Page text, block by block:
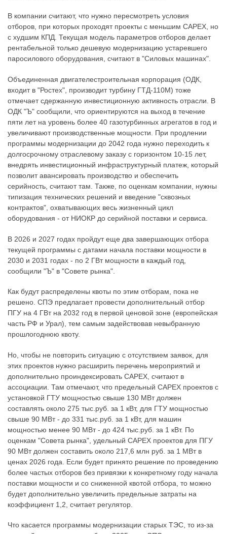
В компании считают, что нужно пересмотреть условия
отборов, при которых проходят проекты с меньшим CAPEX, но
с худшим КПД. Текущая модель параметров отборов делает
рентабельной только дешевую модернизацию устаревшего
паросилового оборудования, считают в "Силовых машинах".
Объединенная двигателестроительная корпорация (ОДК,
входит в "Ростех", производит турбину ГТД-110М) тоже
отмечает сдержанную инвестиционную активность отрасли. В
ОДК "Ъ" сообщили, что ориентируются на выход в течение
пяти лет на уровень более 40 газотурбинных агрегатов в год и
увеличивают производственные мощности. При продлении
программы модернизации до 2042 года нужно переходить к
долгосрочному отраслевому заказу с горизонтом 10-15 лет,
внедрять инвестиционный инфраструктурный платеж, который
позволит авансировать производство и обеспечить
серийность, считают там. Также, по оценкам компании, нужны
типизация технических решений и введение "сквозных
контрактов", охватывающих весь жизненный цикл
оборудования - от НИОКР до серийной поставки и сервиса.
В 2026 и 2027 годах пройдут еще два завершающих отбора
текущей программы с датами начала поставки мощности в
2030 и 2031 годах - по 2 ГВт мощности в каждый год,
сообщили "Ъ" в "Совете рынка".
Как будут распределены квоты по этим отборам, пока не
решено. СПЭ предлагает провести дополнительный отбор
ПГУ на 4 ГВт на 2032 год в первой ценовой зоне (европейская
часть РФ и Урал), тем самым задействовав невыбранную
прошлогоднюю квоту.
Но, чтобы не повторить ситуацию с отсутствием заявок, для
этих проектов нужно расширить перечень мероприятий и
дополнительно проиндексировать CAPEX, считают в
ассоциации. Там отмечают, что предельный CAPEX проектов с
установкой ГТУ мощностью свыше 130 МВт должен
составлять около 275 тыс.руб. за 1 кВт, для ГТУ мощностью
свыше 90 МВт - до 331 тыс.руб. за 1 кВт, для машин
мощностью менее 90 МВт - до 424 тыс.руб. за 1 кВт. По
оценкам "Совета рынка", удельный CAPEX проектов для ПГУ
90 МВт должен составить около 217,6 млн руб. за 1 МВт в
ценах 2026 года. Если будет принято решение по проведению
более частых отборов без привязки к конкретному году начала
поставки мощности и со сниженной квотой отбора, то можно
будет дополнительно увеличить предельные затраты на
коэффициент 1,2, считает регулятор.
Что касается программы модернизации старых ТЭС, то из-за